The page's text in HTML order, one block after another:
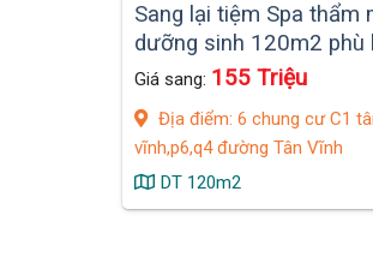
Sang lại tiệm Spa thẩm
dưỡng sinh 120m2 phù
kinh doanh + ở lại (nhà
Giá sang: 155 Triệu
Địa điểm: 6 chung cư C1
vĩnh,p6,q4 đường Tân Vĩnh
DT 120m2